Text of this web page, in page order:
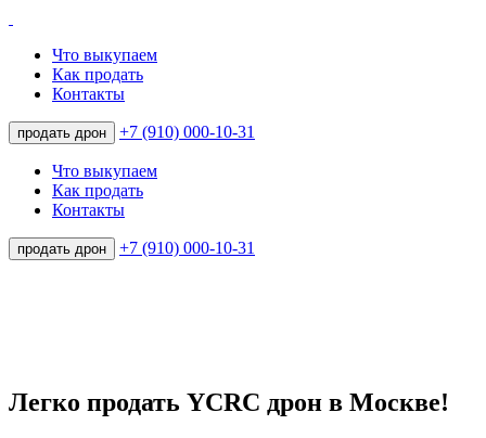
Что выкупаем
Как продать
Контакты
продать дрон +7 (910) 000-10-31
Что выкупаем
Как продать
Контакты
продать дрон +7 (910) 000-10-31
Легко продать YCRC дрон в Москве!